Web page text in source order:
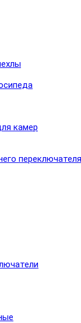
камер
переключателя